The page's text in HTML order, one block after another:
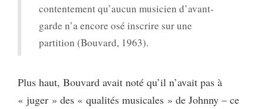
contentement qu’aucun musicien d’avant-
garde n’a encore osé inscrire sur une
partition (Bouvard, 1963).
Plus haut, Bouvard avait noté qu’il n’avait pas à
« juger » des « qualités musicales » de Johnny – ce